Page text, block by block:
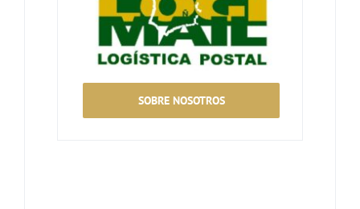
SOBRE NOSOTROS